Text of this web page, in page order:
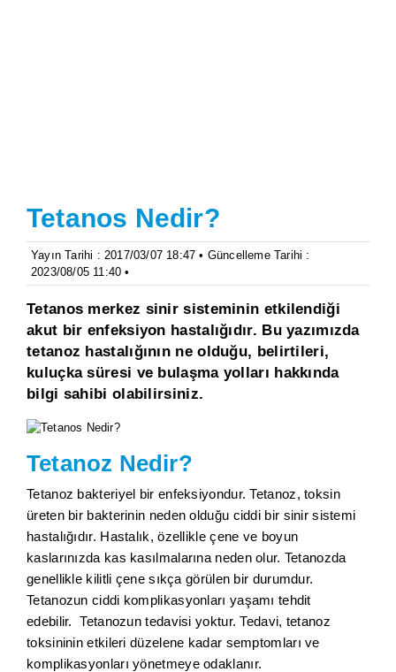
Tetanos Nedir?
Yayın Tarihi : 2017/03/07 18:47 • Güncelleme Tarihi :
2023/08/05 11:40 •
Tetanos merkez sinir sisteminin et­kilendiği
akut bir enfeksiyon hastalığı­dır. Bu yazımızda
tetanoz hastalığının ne olduğu, belirtileri,
kuluçka süresi ve bulaşma yolları hakkında
bilgi sahibi olabilirsiniz.
Tetanoz Nedir?
Tetanoz bakteriyel bir enfeksiyondur. Tetanoz, toksin
üreten bir bakterinin neden olduğu ciddi bir sinir sistemi
hastalığıdır. Hastalık, özellikle çene ve boyun
kaslarınızda kas kasılmalarına neden olur. Tetanozda
genellikle kilitli çene sıkça görülen bir durumdur.
Tetanozun ciddi komplikasyonları yaşamı tehdit
edebilir. Tetanozun tedavisi yoktur. Tedavi, tetanoz
toksininin etkileri düzelene kadar semptomları ve
komplikasyonları yönetmeye odaklanır.